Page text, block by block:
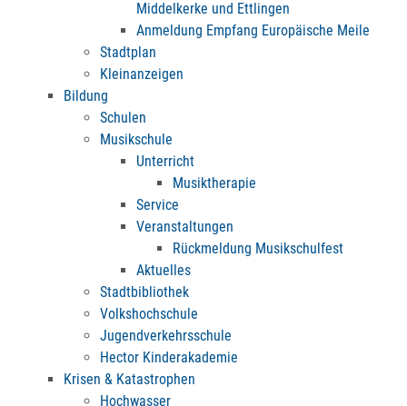
Middelkerke und Ettlingen
Anmeldung Empfang Europäische Meile
Stadtplan
Kleinanzeigen
Bildung
Schulen
Musikschule
Unterricht
Musiktherapie
Service
Veranstaltungen
Rückmeldung Musikschulfest
Aktuelles
Stadtbibliothek
Volkshochschule
Jugendverkehrsschule
Hector Kinderakademie
Krisen & Katastrophen
Hochwasser